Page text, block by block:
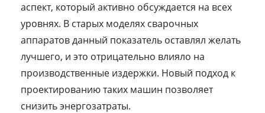
аспект, который активно обсуждается на всех
уровнях. В старых моделях сварочных
аппаратов данный показатель оставлял желать
лучшего, и это отрицательно влияло на
производственные издержки. Новый подход к
проектированию таких машин позволяет
снизить энергозатраты.